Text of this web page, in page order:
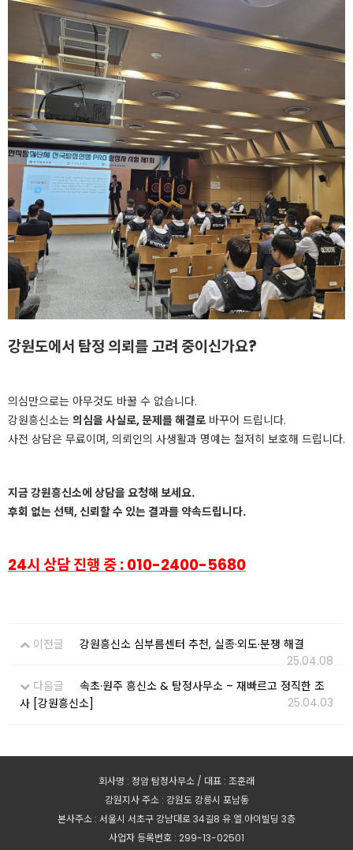
강원도에서 탐정 의뢰를 고려 중이신가요?
의심만으로는 아무것도 바꿀 수 없습니다.
강원흥신소는 의심을 사실로, 문제를 해결로 바꾸어 드립니다.
사전 상담은 무료이며, 의뢰인의 사생활과 명예는 철저히 보호해 드립니다.
지금 강원흥신소에 상담을 요청해 보세요.
후회 없는 선택, 신뢰할 수 있는 결과를 약속드립니다.
24시 상담 진행 중 : 010-2400-5680
이전글
강원흥신소 심부름센터 추천, 실종·외도·분쟁 해결
25.04.08
다음글
속초·원주 흥신소 & 탐정사무소 – 재빠르고 정직한 조
사 [강원흥신소]
25.04.03
회사명 : 정암 탐정사무소 / 대표 : 조훈래
강원지사 주소 : 강원도 강릉시 포남동
본사주소 : 서울시 서초구 강남대로 34길8 유.엘.아이빌딩 3층
사업자 등록번호 : 299-13-02501